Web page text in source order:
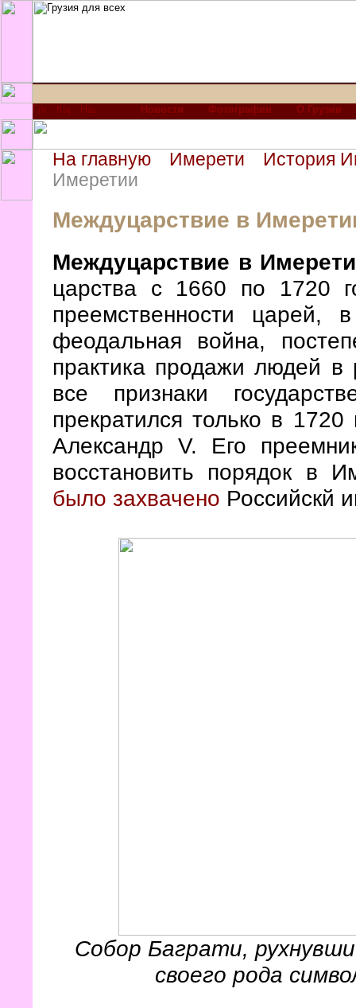
Новости Фотографии О Грузии
На главную Имерети
История
Имеретии
Междуцарствие в
Междуцарствие в
царства с 1660 по 1720
преемственности царей,
феодальная война,
практика продажи людей в
все признаки
прекратился только в
Александр V. Его
восстановить порядок в
было захвачено Российскй
Собор Баграти,
своего рода